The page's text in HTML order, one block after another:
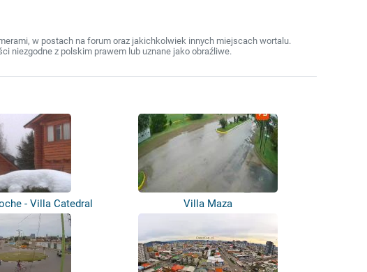
w postach na forum oraz jakichkolwiek innych miejscach wortalu.
niezgodne z polskim prawem lub uznane jako obraźliwe.
- Villa Catedral Villa Maza